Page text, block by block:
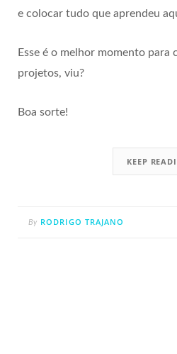
e colocar tudo que aprendeu
Esse é o melhor momento para
projetos, viu?
Boa sorte!
KEEP
By RODRIGO TRAJANO